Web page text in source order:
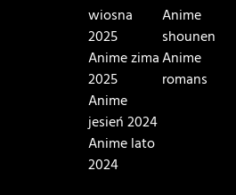
wiosna
2025
Anime zima
2025
Anime
jesień 2024
Anime lato
2024
Anime
shounen
Anime
romans